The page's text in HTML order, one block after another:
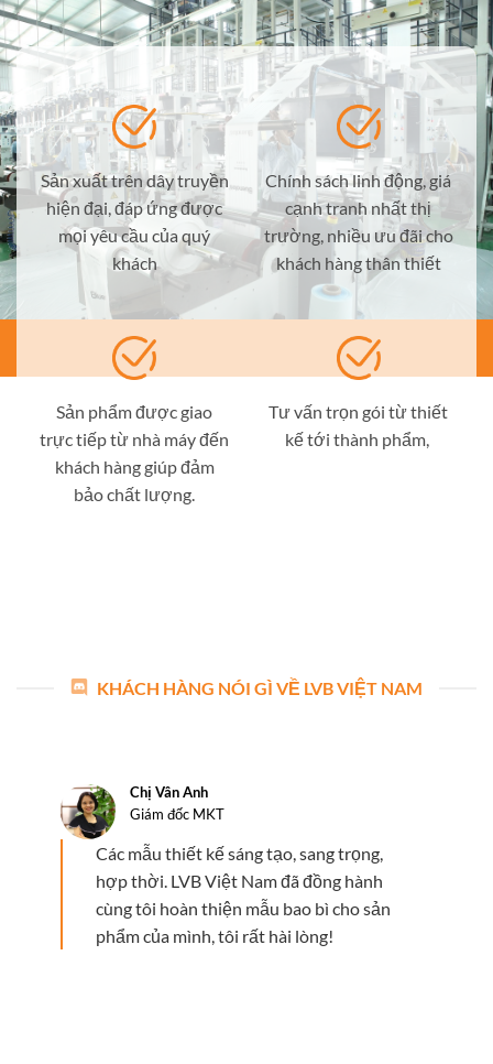
Sản xuất trên dây truyền
hiện đại, đáp ứng được
mọi yêu cầu của quý
khách
Chính sách linh động, giá
cạnh tranh nhất thị
trường, nhiều ưu đãi cho
khách hàng thân thiết
Sản phẩm được giao
trực tiếp từ nhà máy đến
khách hàng giúp đảm
bảo chất lượng.
Tư vấn trọn gói từ thiết
kế tới thành phẩm,
KHÁCH HÀNG NÓI GÌ VỀ LVB VIỆT NAM
Chị Vân Anh
Giám đốc MKT
Các mẫu thiết kế sáng tạo, sang trọng,
hợp thời. LVB Việt Nam đã đồng hành
cùng tôi hoàn thiện mẫu bao bì cho sản
phẩm của mình, tôi rất hài lòng!